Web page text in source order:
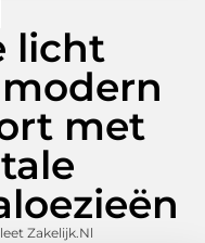
licht
met
Zakelijk.nl